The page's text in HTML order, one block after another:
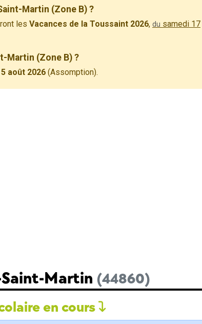
Martin (Zone B) ?
les Vacances de la Toussaint 2026, du samedi 17
Martin (Zone B) ?
août 2026 (Assomption).
Saint-Martin (44860)
en cours